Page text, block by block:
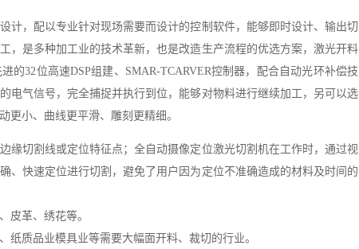
计，配以专业针对现场需要而设计的控制软件，能够即时设计、输出切
，是多种加工业的技术革新，也是改造生产流程的优选方案，激光开料
的32位高速DSP组建、SMAR-TCARVER控制器，配合自动光环补偿技
电气信号，完全捕捉并执行到位，能够对物料进行继续加工，另可以选
更小、曲线更平滑、雕刻更精细。
缘切割线或定位特征点；全自动摄像定位激光切割机在工作时，通过视
、快速定位进行切割，避免了用户因为定位不准确造成的材料及时间的
皮革、绣花等。
质品业模具业等需要大幅面开料、裁切的行业。